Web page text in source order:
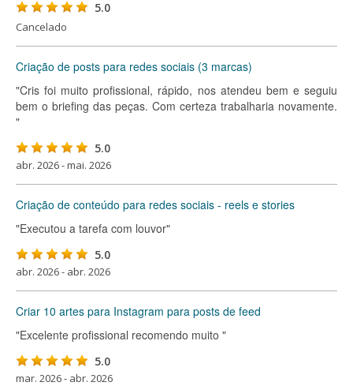
5.0
Cancelado
Criação de posts para redes sociais (3 marcas)
"Cris foi muito profissional, rápido, nos atendeu bem e seguiu
bem o briefing das peças. Com certeza trabalharia novamente.
"
5.0
abr. 2026 - mai. 2026
Criação de conteúdo para redes sociais - reels e stories
"Executou a tarefa com louvor"
5.0
abr. 2026 - abr. 2026
Criar 10 artes para Instagram para posts de feed
"Excelente profissional recomendo muito "
5.0
mar. 2026 - abr. 2026